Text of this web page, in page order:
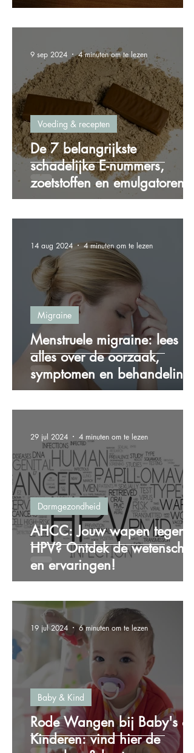
gewichtstoename
De 7 belangrijkste
schadelijke E-nummers,
zoetstoffen en emulgatoren
die je wilt vermijden!
Voeding & recepten
9 sep 2024 4 minuten om te lezen
Menstruele migraine: lees
alles over de oorzaak,
symptomen en behandeling!
Migraine
14 aug 2024 4 minuten om te lezen
AHCC: Jouw wapen tegen
HPV? Ontdek de wetenschap
en ervaringen!
Darmgezondheid
29 jul 2024 4 minuten om te lezen
Rode Wangen bij Baby's &
Kinderen: vind hier de
Baby & Kind
19 jul 2024 6 minuten om te lezen